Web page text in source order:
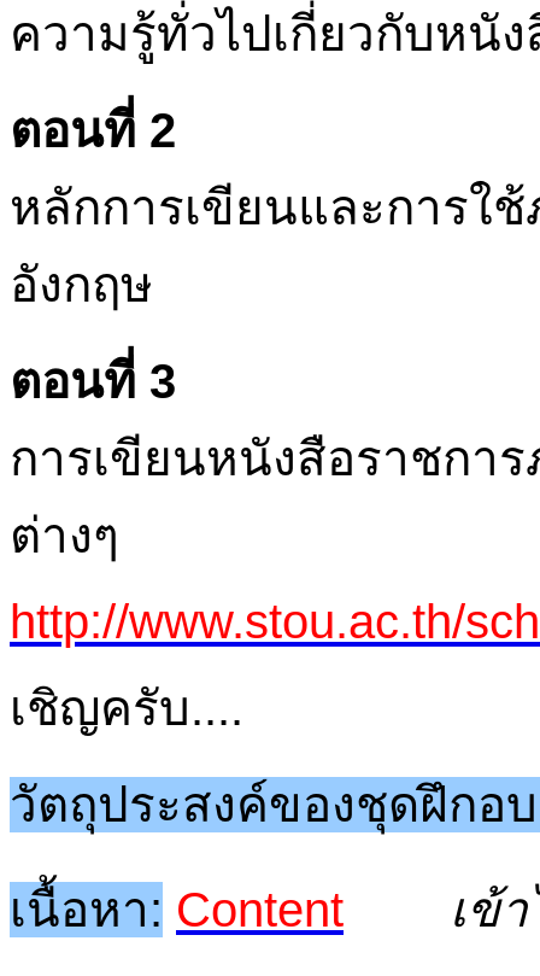
ความรู้ทั่วไปเกี่ยวกับหนั
ตอนที่ 2
หลักการเขียนและการใ
อังกฤษ
ตอนที่ 3
การเขียนหนังสือราชกา
ต่างๆ
http://www.stou.ac.th/
เชิญครับ....
วัตถุประสงค์ของชุดฝึกอ
เนื้อหา: Content
เข้